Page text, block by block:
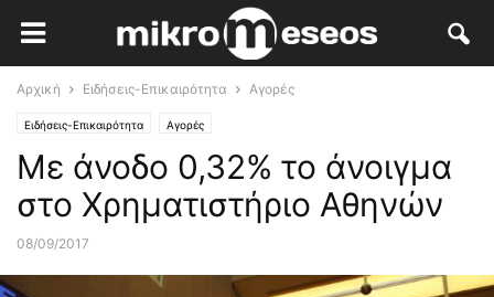
Αρχική Ειδήσεις-Επικαιρότητα Αγορές
Ειδήσεις-Επικαιρότητα Αγορές
Με άνοδο 0,32% το άνοιγμα
στο Χρηματιστήριο Αθηνών
08/09/2017